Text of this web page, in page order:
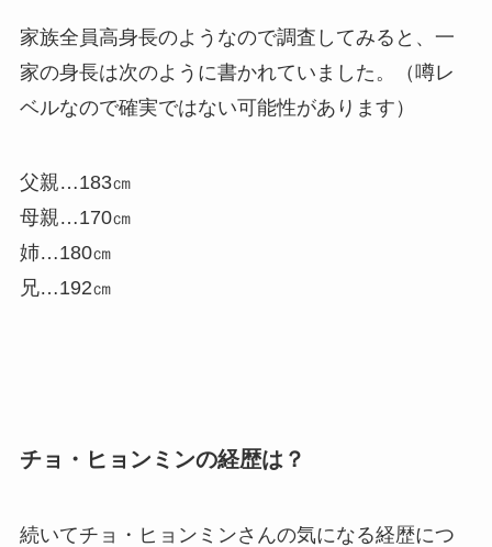
家族全員高身長のようなので調査してみると、一
家の身長は次のように書かれていました。（噂レ
ベルなので確実ではない可能性があります）
父親…183㎝
母親…170㎝
姉…180㎝
兄…192㎝
チョ・ヒョンミンの経歴は？
続いてチョ・ヒョンミンさんの気になる経歴につ